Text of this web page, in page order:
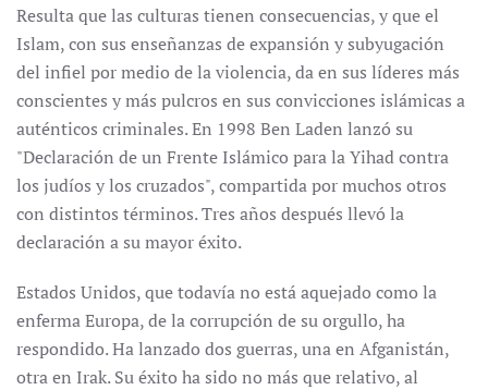
Resulta que las culturas tienen consecuencias, y que el
Islam, con sus enseñanzas de expansión y subyugación
del infiel por medio de la violencia, da en sus líderes más
conscientes y más pulcros en sus convicciones islámicas a
auténticos criminales. En 1998 Ben Laden lanzó su
"Declaración de un Frente Islámico para la Yihad contra
los judíos y los cruzados", compartida por muchos otros
con distintos términos. Tres años después llevó la
declaración a su mayor éxito.
Estados Unidos, que todavía no está aquejado como la
enferma Europa, de la corrupción de su orgullo, ha
respondido. Ha lanzado dos guerras, una en Afganistán,
otra en Irak. Su éxito ha sido no más que relativo, al